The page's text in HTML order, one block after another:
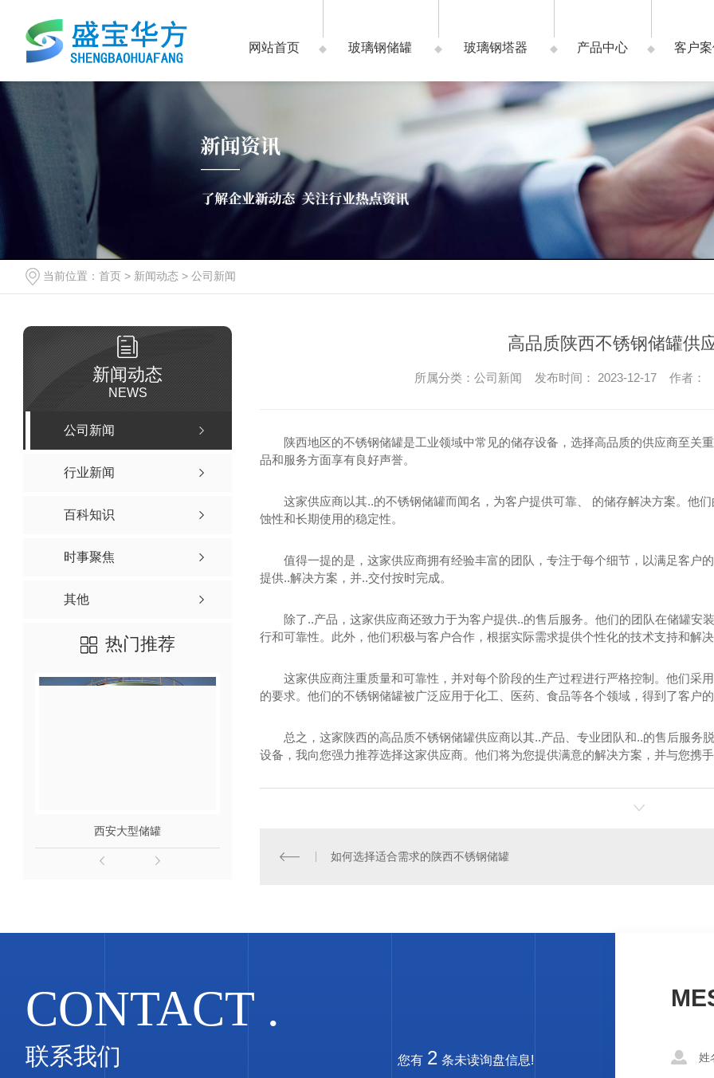
网站首页 玻璃钢储罐 玻璃钢塔器 产品中心 客户
当前位置： 首页 > 新闻动态 > 公司新闻
新闻动态
NEWS
公司新闻
行业新闻
百科知识
时事聚焦
其他
热门推荐
西安大型储罐
高品质陕西不锈钢储罐供
所属分类：公司新闻 发布时间： 2023-12-17 作者：
陕西地区的不锈钢储罐是工业领域中常见的储存设备，选择高品质的供应商至关
品和服务方面享有良好声誉。
这家供应商以其..的不锈钢储罐而闻名，为客户提供可靠、 的储存解决方案。他
蚀性和长期使用的稳定性。
值得一提的是，这家供应商拥有经验丰富的团队，专注于每个细节，以满足客户
提供..解决方案，并..交付按时完成。
除了..产品，这家供应商还致力于为客户提供..的售后服务。他们的团队在储罐安
行和可靠性。此外，他们积极与客户合作，根据实际需求提供个性化的技术支持和解
这家供应商注重质量和可靠性，并对每个阶段的生产过程进行严格控制。他们采
的要求。他们的不锈钢储罐被广泛应用于化工、医药、食品等各个领域，得到了客户
总之，这家陕西的高品质不锈钢储罐供应商以其..产品、专业团队和..的售后服务
设备，我向您强力推荐选择这家供应商。他们将为您提供满意的解决方案，并与您携
如何选择适合需求的陕西不锈钢储罐
您有 2 条未读询盘信息!
CONTACT .
联系我们